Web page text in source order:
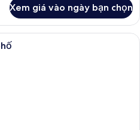
Xem giá vào ngày bạn chọn
Bộ đồ giường kháng dị ứng,